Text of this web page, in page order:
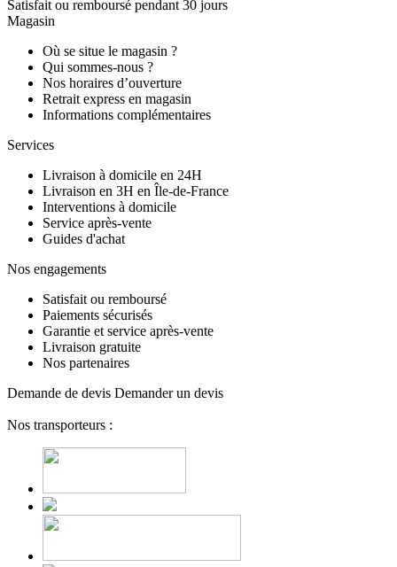
Satisfait ou remboursé pendant 30 jours
Magasin
Où se situe le magasin ?
Qui sommes-nous ?
Nos horaires d’ouverture
Retrait express en magasin
Informations complémentaires
Services
Livraison à domicile en 24H
Livraison en 3H en Île-de-France
Interventions à domicile
Service après-vente
Guides d'achat
Nos engagements
Satisfait ou remboursé
Paiements sécurisés
Garantie et service après-vente
Livraison gratuite
Nos partenaires
Demande de devis Demander un devis
Nos transporteurs :